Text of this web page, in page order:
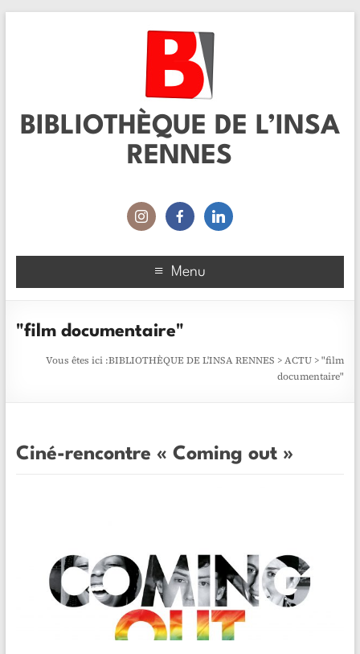
BIBLIOTHÈQUE DE L’INSA
RENNES
Menu
"film documentaire"
Vous êtes ici :BIBLIOTHÈQUE DE L'INSA RENNES >ACTU >"film
documentaire"
Ciné-rencontre « Coming out »